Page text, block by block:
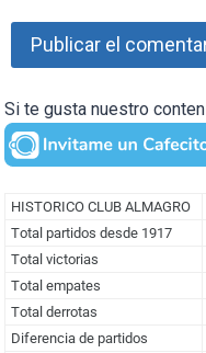
Si te gusta nuestro